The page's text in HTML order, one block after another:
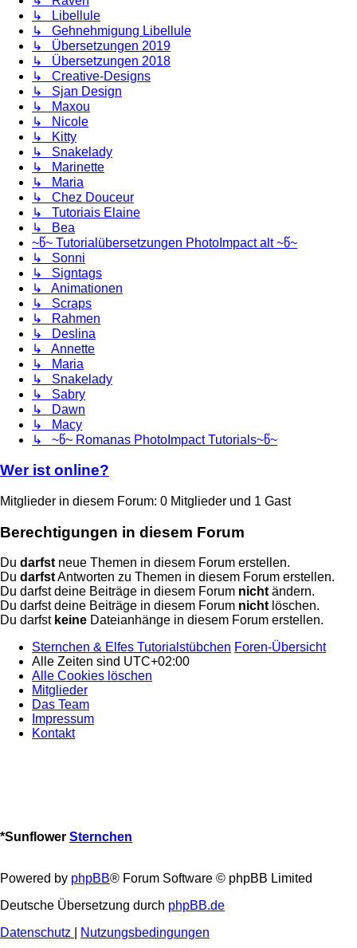
↳ Libellule
↳ Gehnehmigung Libellule
↳ Übersetzungen 2019
↳ Übersetzungen 2018
↳ Creative-Designs
↳ Sjan Design
↳ Maxou
↳ Nicole
↳ Kitty
↳ Snakelady
↳ Marinette
↳ Maria
↳ Chez Douceur
↳ Tutoriais Elaine
↳ Bea
~წ~ Tutorialübersetzungen PhotoImpact alt ~წ~
↳ Sonni
↳ Signtags
↳ Animationen
↳ Scraps
↳ Rahmen
↳ Deslina
↳ Annette
↳ Maria
↳ Snakelady
↳ Sabry
↳ Dawn
↳ Macy
↳ ~წ~ Romanas PhotoImpact Tutorials~წ~
Wer ist online?
Mitglieder in diesem Forum: 0 Mitglieder und 1 Gast
Berechtigungen in diesem Forum
Du darfstneue Themen in diesem Forum erstellen.
Du darfstAntworten zu Themen in diesem Forum erstellen.
Du darfst deine Beiträge in diesem Forum nichtändern.
Du darfst deine Beiträge in diesem Forum nichtlöschen.
Du darfst keine Dateianhänge in diesem Forum erstellen.
Sternchen & Elfes Tutorialstübchen Foren-Übersicht
Alle Zeiten sind UTC+02:00
Alle Cookies löschen
Mitglieder
Das Team
Impressum
Kontakt
*Sunflower Sternchen
Powered by phpBB® Forum Software © phpBB Limited
Deutsche Übersetzung durch phpBB.de
Datenschutz
Nutzungsbedingungen